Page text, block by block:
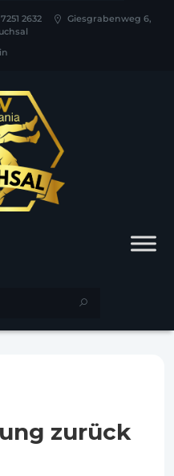
2632
Giesgrabenweg 6,
zurück